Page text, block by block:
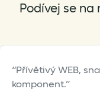
page
Podívej se na
Přívětivý WEB,
komponent.